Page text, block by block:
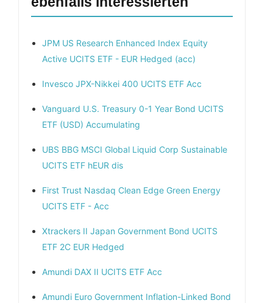
JPM US Research Enhanced Index Equity
Active UCITS ETF - EUR Hedged (acc)
Invesco JPX-Nikkei 400 UCITS ETF Acc
Vanguard U.S. Treasury 0-1 Year Bond UCITS
ETF (USD) Accumulating
UBS BBG MSCI Global Liquid Corp Sustainable
UCITS ETF hEUR dis
First Trust Nasdaq Clean Edge Green Energy
UCITS ETF - Acc
Xtrackers II Japan Government Bond UCITS
ETF 2C EUR Hedged
Amundi DAX II UCITS ETF Acc
Amundi Euro Government Inflation-Linked Bond